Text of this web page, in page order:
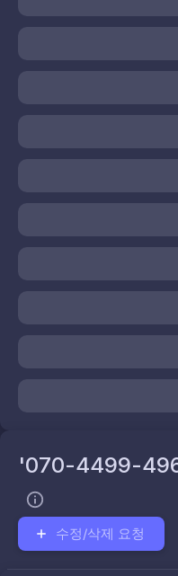
'070-4499-
수정/삭제 요청